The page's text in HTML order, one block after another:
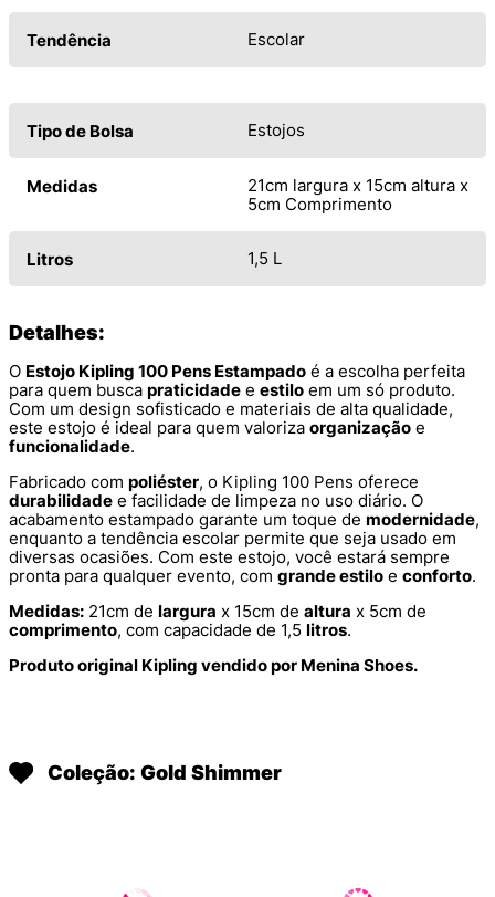
Tendência Escolar
Tipo de Bolsa Estojos
Medidas
21cm largura x 15cm altura x
5cm Comprimento
Litros 1,5 L
Detalhes:
O Estojo Kipling 100 Pens Estampado é a escolha perfeita
para quem busca praticidade e estilo em um só produto.
Com um design sofisticado e materiais de alta qualidade,
este estojo é ideal para quem valoriza organização e
funcionalidade.
Fabricado com poliéster, o Kipling 100 Pens oferece
durabilidade e facilidade de limpeza no uso diário. O
acabamento estampado garante um toque de modernidade,
enquanto a tendência escolar permite que seja usado em
diversas ocasiões. Com este estojo, você estará sempre
pronta para qualquer evento, com grande estilo e conforto.
Medidas: 21cm de largura x 15cm de altura x 5cm de
comprimento, com capacidade de 1,5 litros.
Produto original Kipling vendido por Menina Shoes.
Coleção: Gold Shimmer